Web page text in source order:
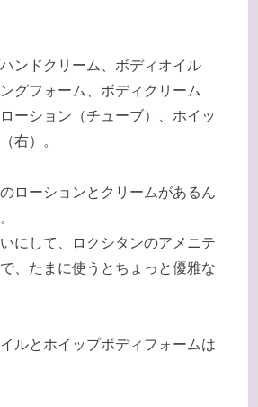
ンドクリーム、ボディオイル
グフォーム、ボディクリーム
ーション（チューブ）、ホイッ
右）。
ローションとクリームがあるん
にして、ロクシタンのアメニテ
、たまに使うとちょっと優雅な
ルとホイップボディフォームは